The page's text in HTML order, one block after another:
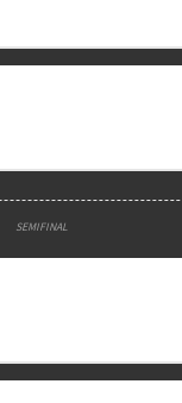
SEMIFINAL